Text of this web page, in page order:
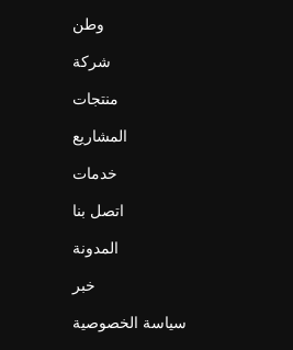
وطن
شركة
منتجات
المشاريع
خدمات
اتصل بنا
المدونة
خبر
سياسة الخصوصية